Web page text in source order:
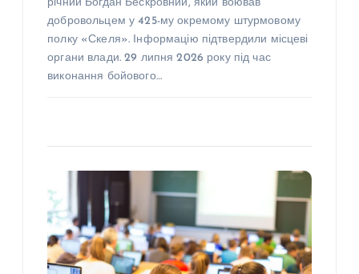
річний Богдан Бескровний, який воював
добровольцем у 425-му окремому штурмовому
полку «Скеля». Інформацію підтвердили місцеві
органи влади. 29 липня 2026 року під час
виконання бойового…